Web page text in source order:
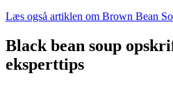
Læs også artiklen om Brown Bean
Black bean soup
eksperttips